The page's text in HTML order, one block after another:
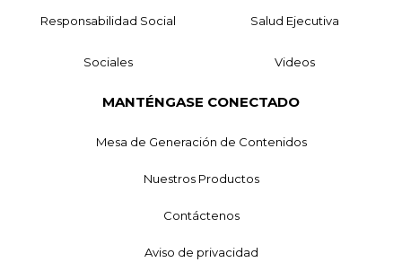
Responsabilidad Social Salud Ejecutiva
Sociales Videos
MANTÉNGASE CONECTADO
Mesa de Generación de Contenidos
Nuestros Productos
Contáctenos
Aviso de privacidad